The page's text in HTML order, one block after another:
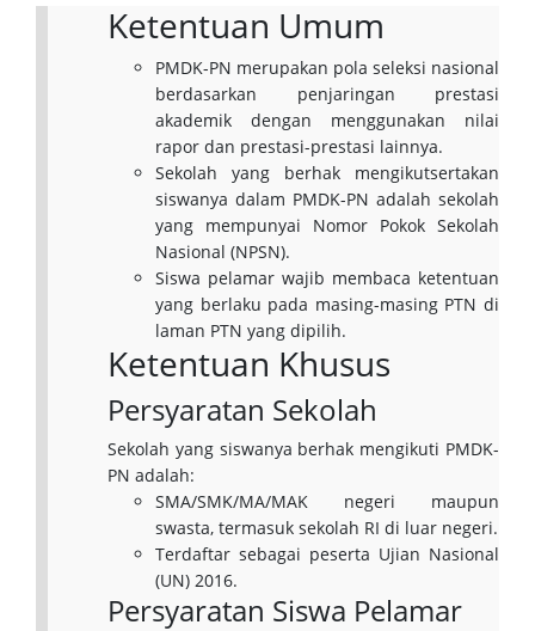
Ketentuan Umum
PMDK-PN merupakan pola seleksi nasional
berdasarkan penjaringan prestasi
akademik dengan menggunakan nilai
rapor dan prestasi-prestasi lainnya.
Sekolah yang berhak mengikutsertakan
siswanya dalam PMDK-PN adalah sekolah
yang mempunyai Nomor Pokok Sekolah
Nasional (NPSN).
Siswa pelamar wajib membaca ketentuan
yang berlaku pada masing-masing PTN di
laman PTN yang dipilih.
Ketentuan Khusus
Persyaratan Sekolah
Sekolah yang siswanya berhak mengikuti PMDK-
PN adalah:
SMA/SMK/MA/MAK negeri maupun
swasta, termasuk sekolah RI di luar negeri.
Terdaftar sebagai peserta Ujian Nasional
(UN) 2016.
Persyaratan Siswa Pelamar